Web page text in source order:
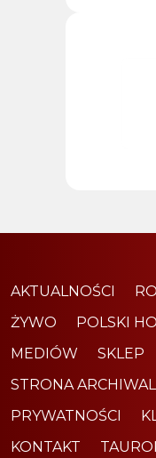
AKTUALNOŚCI
ŻYWO
POLSKI
MEDIÓW
SKLEP
STRONA
PRYWATNOŚCI
KONTAKT